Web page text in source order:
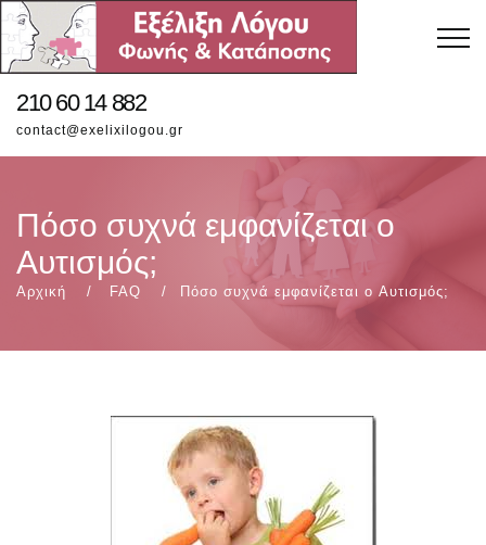
210 60 14 882
contact@exelixilogou.gr
Πόσο συχνά εμφανίζεται ο
Αυτισμός;
Αρχική FAQ Πόσο συχνά εμφανίζεται ο Αυτισμός;